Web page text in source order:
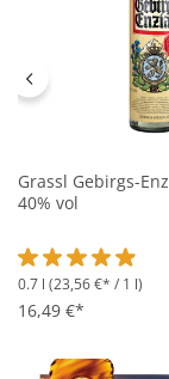
Grassl Gebirgs-
40% vol
Durchschnittliche
0.7 l (23,56 €* / 1 l)
16,49 €*